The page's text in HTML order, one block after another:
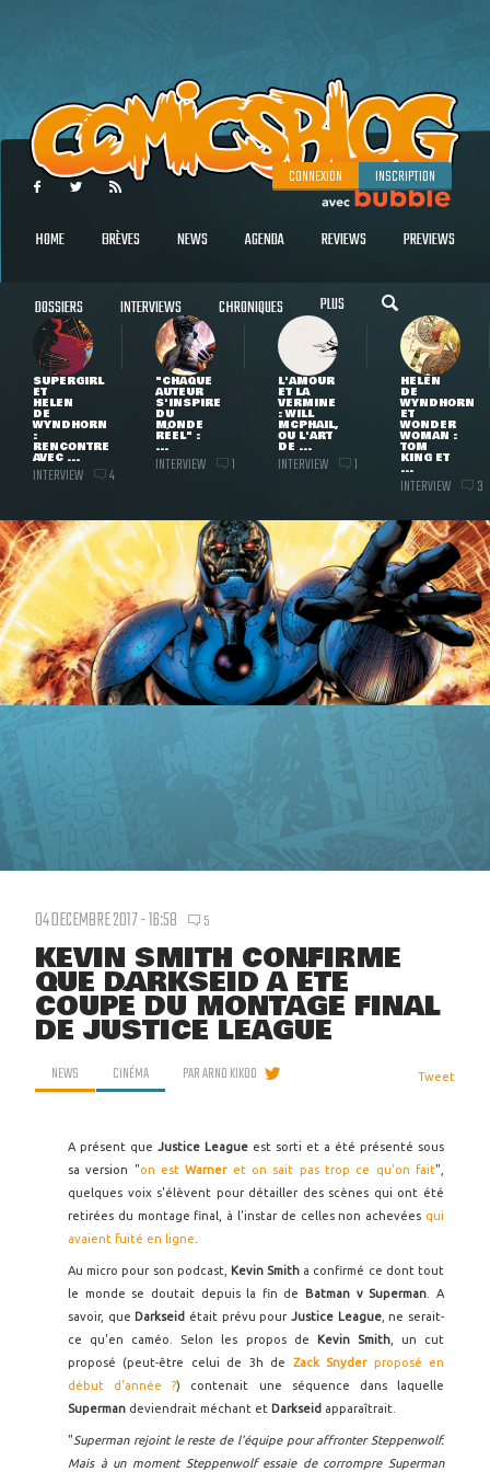
CONNEXION INSCRIPTION
HOME BRÈVES NEWS AGENDA REVIEWS PREVIEWS
DOSSIERS INTERVIEWS CHRONIQUES PLUS
SUPERGIRL
ET
HELEN
DE
WYNDHORN
:
RENCONTRE
AVEC ...
INTERVIEW 4
"CHAQUE
AUTEUR
S'INSPIRE
DU
MONDE
RÉEL" :
...
INTERVIEW 1
L'AMOUR
ET LA
VERMINE
: WILL
MCPHAIL,
OU L'ART
DE ...
INTERVIEW 1
HELEN
DE
WYNDHORN
ET
WONDER
WOMAN :
TOM
KING ET
...
INTERVIEW 3
04 DECEMBRE 2017 - 16:58 5
KEVIN SMITH CONFIRME
QUE DARKSEID A ÉTÉ
COUPÉ DU MONTAGE FINAL
DE JUSTICE LEAGUE
NEWS CINÉMA PARARNO KIKOO Tweet
A présent que Justice League est sorti et a été présenté sous
sa version "on estWarner et on sait pas trop ce qu'on fait",
quelques voix s'élèvent pour détailler des scènes qui ont été
retirées du montage final, à l'instar de celles non achevées qui
avaient fuité en ligne
Au micro pour son podcast, Kevin Smith a confirmé ce dont tout
le monde se doutait depuis la fin de Batman v Superman . A
savoir, que Darkseid était prévu pourJustice League, ne serait-
ce qu'en caméo. Selon les propos de
Kevin Smith, un cut
proposé (peut-être celui de 3h de Zack Snyderproposé en
début d'année ?) contenait une séquence dans laquelle
Superman deviendrait méchant et Darkseid apparaîtrait.
" Superman rejoint le reste de l'équipe pour affronter Steppenwolf.
Mais à un moment Steppenwolf essaie de corrompre Superman